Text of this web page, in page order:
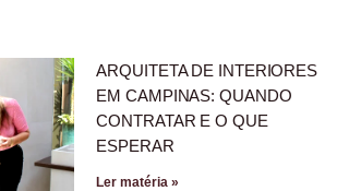
ARQUITETA DE INTERIORES
EM CAMPINAS: QUANDO
CONTRATAR E O QUE
ESPERAR
Ler matéria »